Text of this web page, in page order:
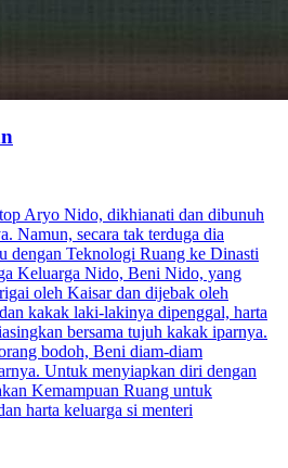
Aryo Nido, dikhianati dan dibunuh
Namun, secara tak terduga dia
dengan Teknologi Ruang ke Dinasti
Keluarga Nido, Beni Nido, yang
oleh Kaisar dan dijebak oleh
kakak laki-lakinya dipenggal, harta
bersama tujuh kakak iparnya.
bodoh, Beni diam-diam
Untuk menyiapkan diri dengan
Kemampuan Ruang untuk
harta keluarga si menteri